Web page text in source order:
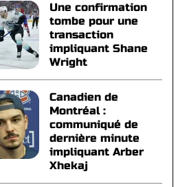
Une confirmation
tombe pour une
transaction
impliquant Shane
Wright
Canadien de
Montréal :
communiqué de
dernière minute
impliquant Arber
Xhekaj